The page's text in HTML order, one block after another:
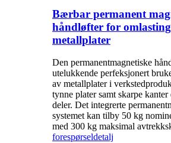
Bærbar permanent
håndløfter for
metallplater
Den permanentmagnetiske
utelukkende perfeksjonert
av metallplater i
tynne plater samt skarpe
deler. Det integrerte
systemet kan tilby 50 kg
med 300 kg maksimal
forespørseldetalj